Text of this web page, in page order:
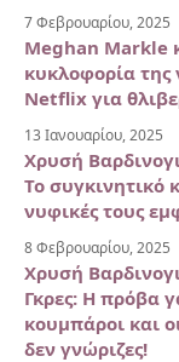
7 Φεβρουαρίου, 2025
Meghan Markle
κυκλοφορία της
Netflix για
13 Ιανουαρίου, 2025
Χρυσή
Το συγκινητικό
νυφικές τους
8 Φεβρουαρίου, 2025
Χρυσή
Γκρες: Η πρόβα
κουμπάροι και
δεν γνώριζες!